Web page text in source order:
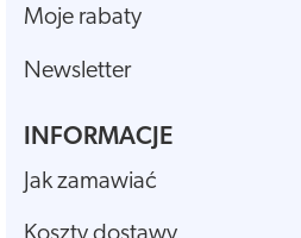
Moje rabaty
Newsletter
INFORMACJE
Jak zamawiać